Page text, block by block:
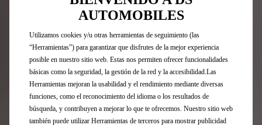
1.067,60€
Price
is
1.067,60
€
-
Quantity
updated
to:
1
Añadir a la cesta
AUTOMOBILES
Utilizamos cookies y/u otras herramientas de seguimiento (las
“Herramientas”) para garantizar que disfrutes de la mejor experiencia
posible en nuestro sitio web. Estas nos permiten ofrecer funcionalidades
básicas como la seguridad, la gestión de la red y la accesibilidad.Las
Herramientas mejoran la usabilidad y el rendimiento mediante diversas
funciones, como el reconocimiento del idioma o los resultados de
búsqueda, y contribuyen a mejorar lo que te ofrecemos. Nuestro sitio web
también puede utilizar Herramientas de terceros para mostrar publicidad